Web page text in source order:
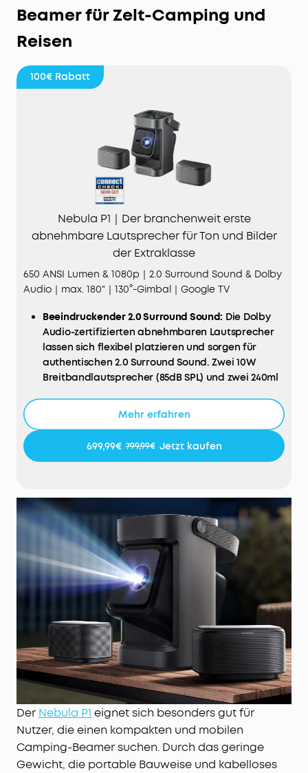
Beamer für Zelt-Camping und
Reisen
100€ Rabatt
Nebula P1｜Der branchenweit erste
abnehmbare Lautsprecher für Ton und Bilder
der Extraklasse
650 ANSI Lumen & 1080p｜2.0 Surround Sound & Dolby
Audio｜max. 180"｜130°-Gimbal｜Google TV
Beeindruckender 2.0 Surround Sound: Die Dolby
Audio-zertifizierten abnehmbaren Lautsprecher
lassen sich flexibel platzieren und sorgen für
authentischen 2.0 Surround Sound. Zwei 10W
Breitbandlautsprecher (85dB SPL) und zwei 240ml
und kristallklaren Klang – auch draußen.
Mit 650
ANSI-Lumen und einer 1080p Full-HD-Auflösung
flüssige Bewegungen ermöglicht. Das vollständig
aus Metall gefertigte Laser-Optik-System
verbessert zudem die Wärmeableitung um 100%
und gewährleistet dadurch dauerhaft stabile,
klare Bildqualität.
Sofortige Anpassung & mühelose Wiedergabe:
IEA
4.0 Echtzeit-Autofokus und Trapezkorrektur
sorgen für Bildschärfe, während der bis zu 130°
verstellbare Weitwinkel mit integrierter
Doppelarmhalterung eine Deckenprojektion
ermöglicht. Das robuste Design verhindert
Bildverwacklungen.
Filmabende in Kinoqualität:Erlebe echtes Kino-
Feeling mit einer Projektionsgröße von bis zu 180
Zoll. Das kompakte Gehäuse wiegt nur 2,3kg und
ist dank IP33 staub- und wasserbeständig – ideal
für den flexiblen Einsatz im Innen- und
Außenbereich.
Mehr erfahren
699,99€ 799,99€ Jetzt kaufen
Der Nebula P1 eignet sich besonders gut für
Nutzer, die einen kompakten und mobilen
Camping-Beamer suchen. Durch das geringe
Gewicht, die portable Bauweise und kabelloses